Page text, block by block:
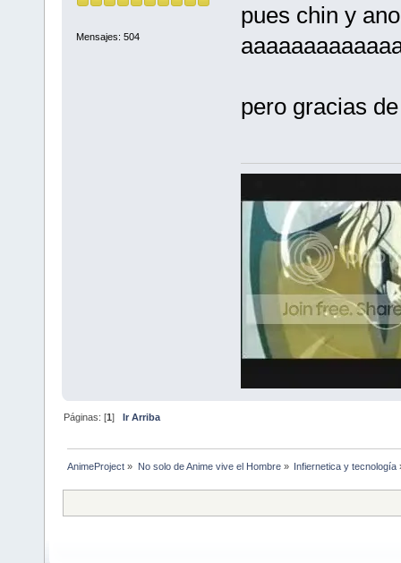
Mensajes: 504
pues chin y
pero gracias
Páginas: [1]Ir Arriba
AnimeProject » No solo de Anime vive el Hombre» Infiernetica y tecnología